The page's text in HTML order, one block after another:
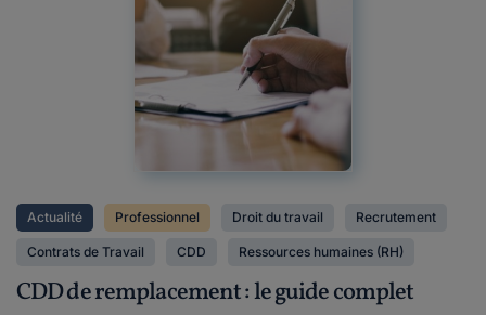
Actualité Professionnel Droit du travail Recrutement
Contrats de Travail CDD Ressources humaines (RH)
CDD de remplacement : le guide complet